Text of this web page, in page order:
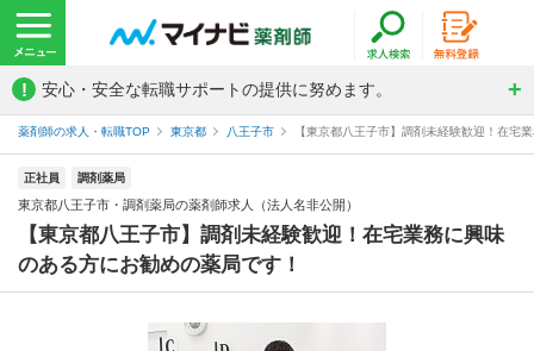
! 安心・安全な転職サポートの提供に努めます。
薬剤師の求人・転職TOP 東京都 八王子市 【東京都八王子市】調剤未経験歓迎！在宅
正社員 調剤薬局
東京都八王子市・調剤薬局の薬剤師求人（法人名非公開）
【東京都八王子市】調剤未経験歓迎！在宅業務に興味
のある方にお勧めの薬局です！